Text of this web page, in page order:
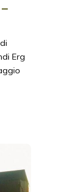
Erg